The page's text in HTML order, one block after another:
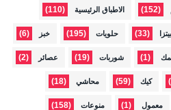
(152) الاطباق الرئيسية (110)
بيتزا (33) حلويات (195) خبز (6)
(1) شوربات (19) عصائر (2)
كيك (59) محاشي (18)
معمول (1) منوعات (158)